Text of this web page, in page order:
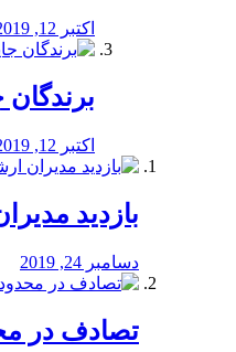
اکتبر 12, 2019
برندگان
اکتبر 12, 2019
بازدید
دسامبر 24, 2019
تصادف در